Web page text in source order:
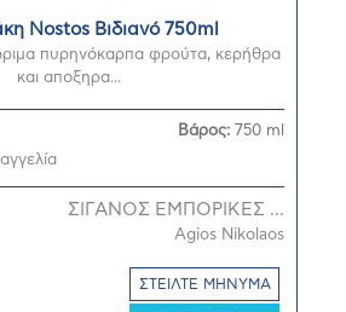
Nostos Βιδιανό 750ml
πυρηνόκαρπα φρούτα, κερήθρα
και αποξηρα...
Βάρος: 750 ml
ΣΙΓΑΝΟΣ ΕΜΠΟΡΙΚΕΣ ...
Agios Nikolaos
ΣΤΕΙΛΤΕ ΜΗΝΥΜΑ